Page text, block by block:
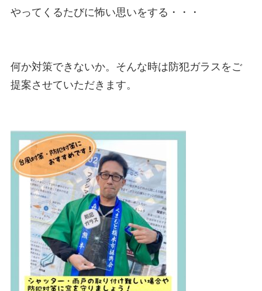
やってくるたびに怖い思いをする・・・
何か対策できないか。そんな時は防犯ガラスをご
提案させていただきます。